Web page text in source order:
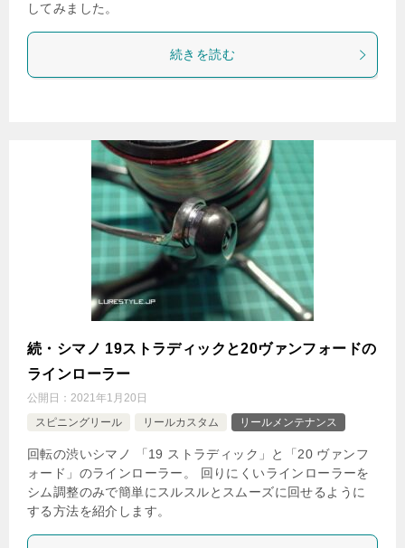
してみました。
続きを読む
続・シマノ 19ストラディックと20ヴァンフォードの
ラインローラー
公開日： 2021年1月20日
スピニングリール
リールカスタム リールメンテナンス
回転の渋いシマノ 「19 ストラディック」と「20 ヴァンフ
ォード」のラインローラー。 回りにくいラインローラーを
シム調整のみで簡単にスルスルとスムーズに回せるように
する方法を紹介します。